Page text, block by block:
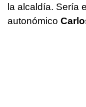
la alcaldía. Sería
autonómico